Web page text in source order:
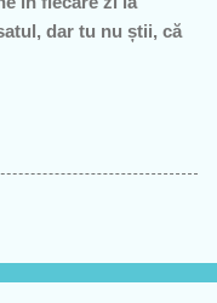
dar tu nu știi, că